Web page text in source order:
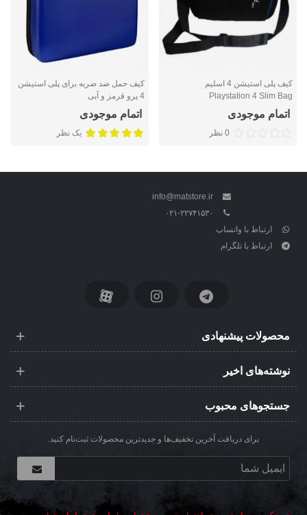
کیف پلی استیشن 4 اسلیم
Playstation 4 Slim Bag
اتمام موجودی
0 نظر
کیف حمل ضد ضربه برای پلی استیشن
4 پرو قرمز و آبی
اتمام موجودی
یک نظر
info@matstore.ir
۰۲۱-۲۲۷۴۱۵۳۰
ارتباط با واتساپ
ارتباط با تلگرام
محصولات پیشنهادی
نوشته‌های اخیر
جستجوهای محبوب
برای دریافت آخرین تخفیف‌ها و جدیدترین محصولات ثبت‌نام کنید.